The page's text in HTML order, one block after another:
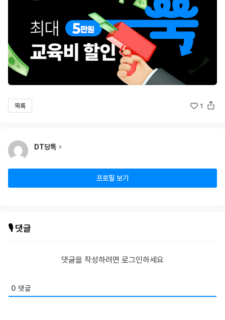
목록 1
DT당톡
프로필 보기
🎙️ 댓글
댓글을 작성하려면 로그인하세요
0 댓글